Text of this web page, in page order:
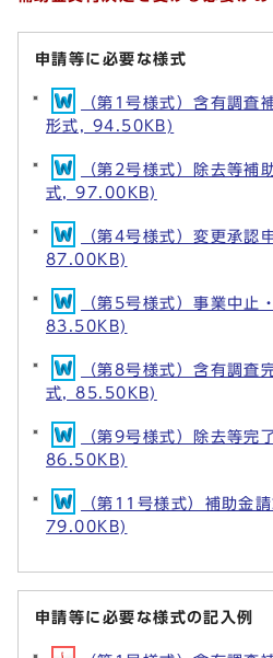
申請等に必要な様式
（第1号様式）含有調
形式, 94.50KB)
（第2号様式）除去等
式, 97.00KB)
（第4号様式）変更承認
87.00KB)
（第5号様式）事業中
83.50KB)
（第8号様式）含有調
式, 85.50KB)
（第9号様式）除去等
86.50KB)
（第11号様式）補助金
79.00KB)
申請等に必要な様式の記入例